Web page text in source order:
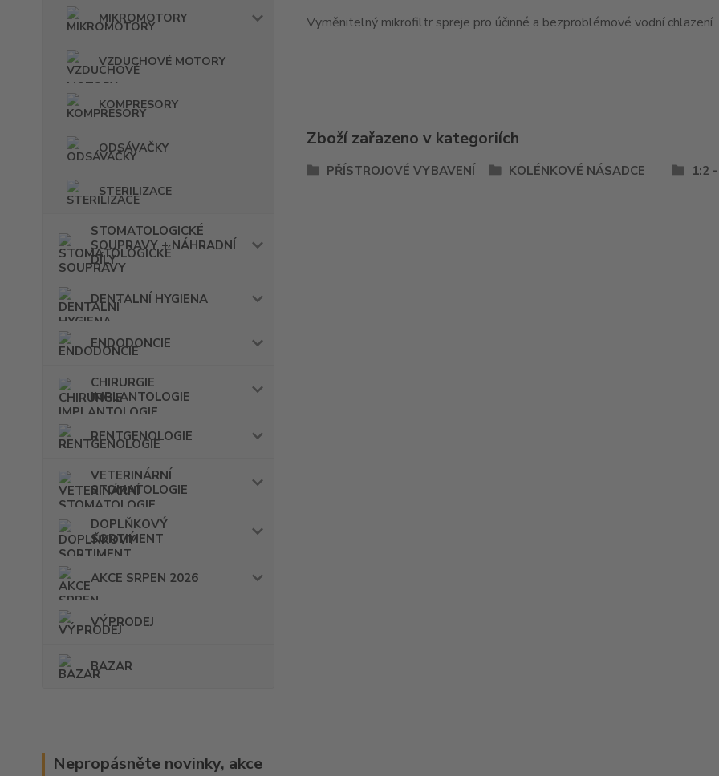
MIKROMOTORY
VZDUCHOVÉ MOTORY
KOMPRESORY
ODSÁVAČKY
STERILIZACE
STOMATOLOGICKÉ
SOUPRAVY + NÁHRADNÍ
DÍLY
DENTALNÍ HYGIENA
ENDODONCIE
CHIRURGIE
IMPLANTOLOGIE
RENTGENOLOGIE
VETERINÁRNÍ
STOMATOLOGIE
DOPLŇKOVÝ
SORTIMENT
AKCE SRPEN 2026
VÝPRODEJ
BAZAR
Nepropásněte novinky, akce
Vyměnitelný mikrofiltr spreje pro účinné a bezproblémové vodní chlazení
Zboží zařazeno v kategoriích
PŘÍSTROJOVÉ VYBAVENÍ KOLÉNKOVÉ NÁSADCE 1:2